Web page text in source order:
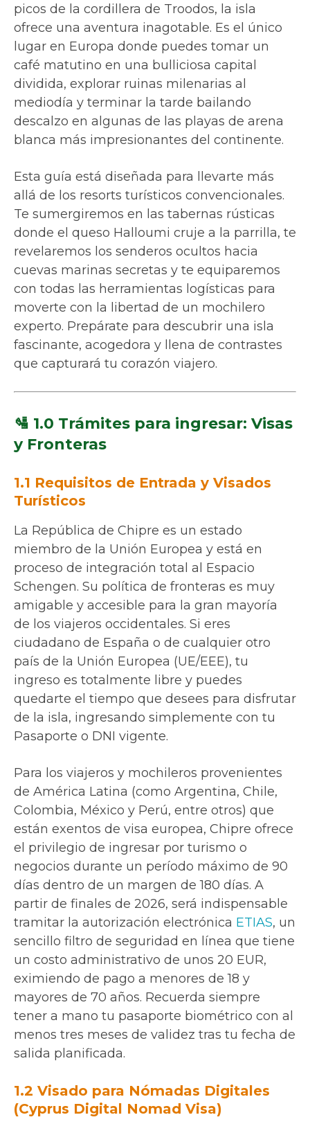
picos de la cordillera de Troodos, la isla
ofrece una aventura inagotable. Es el único
lugar en Europa donde puedes tomar un
café matutino en una bulliciosa capital
dividida, explorar ruinas milenarias al
mediodía y terminar la tarde bailando
descalzo en algunas de las playas de arena
blanca más impresionantes del continente.
Esta guía está diseñada para llevarte más
allá de los resorts turísticos convencionales.
Te sumergiremos en las tabernas rústicas
donde el queso Halloumi cruje a la parrilla, te
revelaremos los senderos ocultos hacia
cuevas marinas secretas y te equiparemos
con todas las herramientas logísticas para
moverte con la libertad de un mochilero
experto. Prepárate para descubrir una isla
fascinante, acogedora y llena de contrastes
que capturará tu corazón viajero.
🛂 1.0 Trámites para ingresar: Visas
y Fronteras
1.1 Requisitos de Entrada y Visados
Turísticos
La República de Chipre es un estado
miembro de la Unión Europea y está en
proceso de integración total al Espacio
Schengen. Su política de fronteras es muy
amigable y accesible para la gran mayoría
de los viajeros occidentales. Si eres
ciudadano de España o de cualquier otro
país de la Unión Europea (UE/EEE), tu
ingreso es totalmente libre y puedes
quedarte el tiempo que desees para disfrutar
de la isla, ingresando simplemente con tu
Pasaporte o DNI vigente.
Para los viajeros y mochileros provenientes
de América Latina (como Argentina, Chile,
Colombia, México y Perú, entre otros) que
están exentos de visa europea, Chipre ofrece
el privilegio de ingresar por turismo o
negocios durante un período máximo de 90
días dentro de un margen de 180 días. A
partir de finales de 2026, será indispensable
tramitar la autorización electrónica ETIAS, un
sencillo filtro de seguridad en línea que tiene
un costo administrativo de unos 20 EUR,
eximiendo de pago a menores de 18 y
mayores de 70 años. Recuerda siempre
tener a mano tu pasaporte biométrico con al
menos tres meses de validez tras tu fecha de
salida planificada.
1.2 Visado para Nómadas Digitales
(Cyprus Digital Nomad Visa)